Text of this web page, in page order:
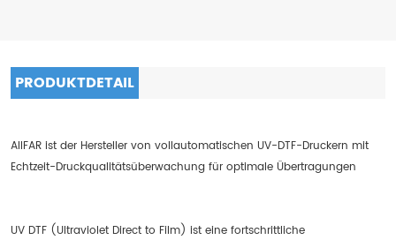
PRODUKTDETAIL
AIIFAR ist der Hersteller von vollautomatischen UV-DTF-Druckern mit
Echtzeit-Druckqualitätsüberwachung für optimale Übertragungen
UV DTF (Ultraviolet Direct to Film) ist eine fortschrittliche